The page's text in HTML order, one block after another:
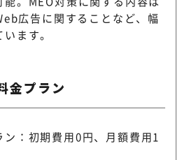
広告に関することなど、幅
ます。
金プラン
ン：初期費用0円、月額費用1